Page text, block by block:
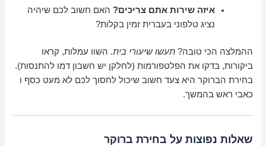
איזה שירות אתם צריכים? האם חשוב לכם שיהיה
נציג טלפוני בעברית זמין בקלות?
ההמלצה הכי טובה?תעשו שיעורי בית. השוו עמלות, קראו
ביקורות, בדקו את הפלטפורמות (לחלקן יש חשבון דמו להתנסות).
בחירת הברוקר היא צעד חשוב שיכול לחסוך לכם לא מעט כסף ו
כאבי ראש בהמשך.
שאלות נפוצות על בחירת ברוקר